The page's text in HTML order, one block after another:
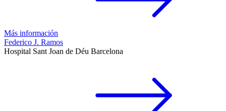
Más información
Federico J. Ramos
Hospital Sant Joan de Déu Barcelona